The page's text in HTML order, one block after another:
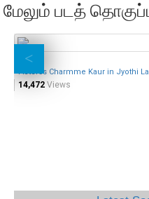
மேலும் படத்
Acterss Charmme Kaur in Jyothi
14,472 Views